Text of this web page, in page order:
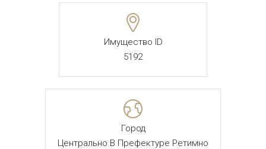
Имущество ID
5192
Город
Центрально В Префектуре Ретимно